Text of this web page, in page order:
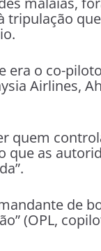
tripulação
era o co-
Airlines,
quem
que as
de
(OPL,